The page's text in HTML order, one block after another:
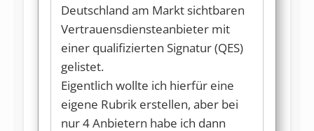
Deutschland am Markt sichtbaren
Vertrauensdiensteanbieter mit
einer qualifizierten Signatur (QES)
gelistet.
Eigentlich wollte ich hierfür eine
eigene Rubrik erstellen, aber bei
nur 4 Anbietern habe ich dann